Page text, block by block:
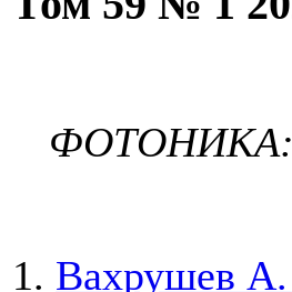
1. Вахрушев